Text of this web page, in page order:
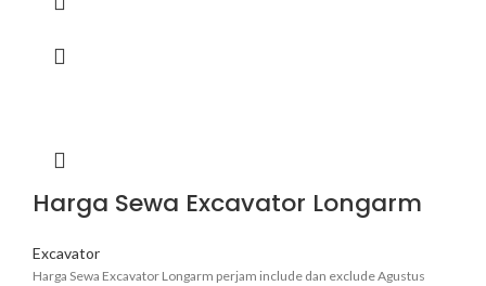
Harga Sewa Excavator Longarm
Excavator
Harga Sewa Excavator Longarm perjam include dan exclude Agustus